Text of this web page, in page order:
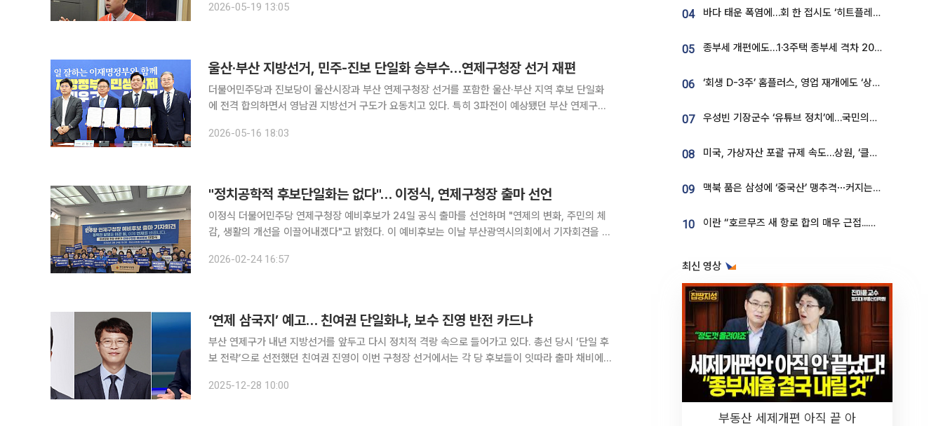
후보 단일화 여론조사와 관련해 “양당은 중앙당 방침에 따른 후보 조
2026-05-19 13:05
울산·부산 지방선거, 민주-진보 단일화 승부수…연제구청장 선거 재편
더불어민주당과 진보당이 울산시장과 부산 연제구청장 선거를 포함한 울산·부산 지역 후보 단일화
에 전격 합의하면서 영남권 지방선거 구도가 요동치고 있다. 특히 3파전이 예상됐던 부산 연제구청
2026-05-16 18:03
"정치공학적 후보단일화는 없다"… 이정식, 연제구청장 출마 선언
이정식 더불어민주당 연제구청장 예비후보가 24일 공식 출마를 선언하며 "연제의 변화, 주민의 체
감, 생활의 개선을 이끌어내겠다"고 밝혔다. 이 예비후보는 이날 부산광역시의회에서 기자회견을 열
그는 "주민의 삶을 이해하고 공감하는 생활형 정치인으로서 골목상권의
2026-02-24 16:57
‘연제 삼국지’ 예고… 친여권 단일화냐, 보수 진영 반전 카드냐
부산 연제구가 내년 지방선거를 앞두고 다시 정치적 격랑 속으로 들어가고 있다. 총선 당시 ‘단일 후
보 전략’으로 선전했던 친여권 진영이 이번 구청장 선거에서는 각 당 후보들이 잇따라 출마 채비에
권력 재편의 갈림길에서는 각자 계산에 들어갔다는 평가가 나온
2025-12-28 10:00
04 바다 태운 폭염에…회 한 접시도 ‘히트플레이션’
05 종부세 개편에도…1·3주택 종부세 격차 2028년부터 확대
06 ‘회생 D-3주’ 홈플러스, 영업 재개에도 ‘상품 공급망’ 복구가 생존 관건
07 우성빈 기장군수 ‘유튜브 정치’에…국민의힘 군의원들 집단 반발
08 미국, 가상자산 포괄 규제 속도…상원, ‘클래리티법’ 9월 절차투표 추진
09 맥북 품은 삼성에 ‘중국산’ 맹추격⋯커지는 노트북 OLED 시장
10 이란 “호르무즈 새 항로 합의 매우 근접...미국 배상 먼저”
최신 영상
부동산 세제개편 아직 끝 아